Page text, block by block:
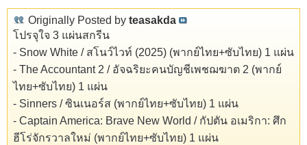
Originally Posted by teasakda
โปรจุใจ 3 แผ่นสกรีน
- Snow White / สโนว์ไวท์ (2025) (พากย์ไทย+ซับไทย) 1 แผ่น
- The Accountant 2 / อัจฉริยะคนบัญชีเพชฌฆาต 2 (พากย์
ไทย+ซับไทย) 1 แผ่น
- Sinners / ซินเนอร์ส (พากย์ไทย+ซับไทย) 1 แผ่น
- Captain America: Brave New World / กัปตัน อเมริกา: ศึก
ฮีโร่จักรวาลใหม่ (พากย์ไทย+ซับไทย) 1 แผ่น